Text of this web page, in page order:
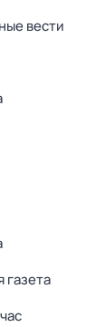
вести
газета